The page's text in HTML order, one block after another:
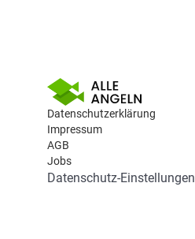
Datenschutzerklärung
Impressum
AGB
Jobs
Datenschutz-Einstellungen